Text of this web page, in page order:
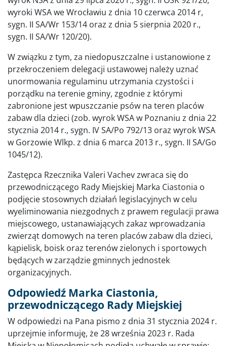
wyroki WSA we Wrocławiu z dnia 10 czerwca 2014 r,
sygn. II SA/Wr 153/14 oraz z dnia 5 sierpnia 2020 r.,
sygn. II SA/Wr 120/20).
W związku z tym, za niedopuszczalne i ustanowione z
przekroczeniem delegacji ustawowej należy uznać
unormowania regulaminu utrzymania czystości i
porządku na terenie gminy, zgodnie z którymi
zabronione jest wpuszczanie psów na teren placów
zabaw dla dzieci (zob. wyrok WSA w Poznaniu z dnia 22
stycznia 2014 r., sygn. IV SA/Po 792/13 oraz wyrok WSA
w Gorzowie Wlkp. z dnia 6 marca 2013 r., sygn. II SA/Go
1045/12).
Zastępca Rzecznika Valeri Vachev zwraca się do
przewodniczącego Rady Miejskiej Marka Ciastonia o
podjęcie stosownych działań legislacyjnych w celu
wyeliminowania niezgodnych z prawem regulacji prawa
miejscowego, ustanawiających zakaz wprowadzania
zwierząt domowych na teren placów zabaw dla dzieci,
kąpielisk, boisk oraz terenów zielonych i sportowych
będących w zarządzie gminnych jednostek
organizacyjnych.
Odpowiedź Marka Ciastonia,
przewodniczącego Rady Miejskiej
W odpowiedzi na Pana pismo z dnia 31 stycznia 2024 r.
uprzejmie informuję, że 28 września 2023 r. Rada